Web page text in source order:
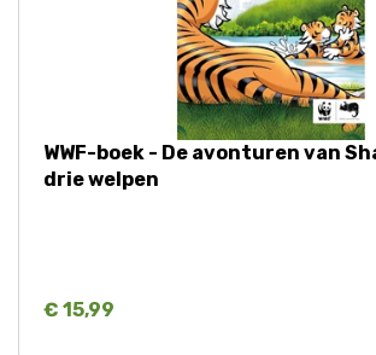
WWF-boek - De avonturen van
drie welpen
€ 15,99